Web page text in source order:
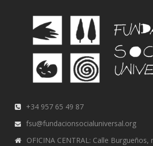
+34 957 65 49 87
fsu@fundacionsocialuniversal.org
OFICINA CENTRAL: Calle Burgueños,